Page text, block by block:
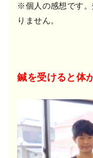
※個人の感想です
りません。
鍼を受けると体